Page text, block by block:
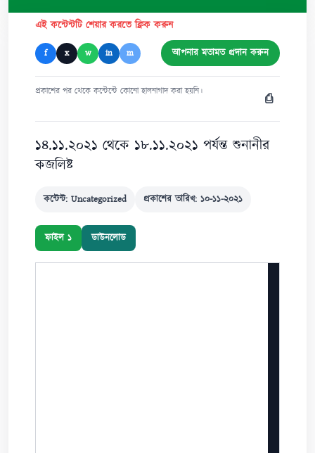
এই কন্টেন্টটি শেয়ার করতে ক্লিক করুন
f x w in m আপনার মতামত প্রদান করুন
প্রকাশের পর থেকে কন্টেন্টে কোনো হালনাগাদ করা হয়নি। ⎙
১৪.১১.২০২১ থেকে ১৮.১১.২০২১ পর্যন্ত শুনানীর
কজলিষ্ট
কন্টেন্ট: Uncategorized প্রকাশের তারিখ: ১০-১১-২০২১
ফাইল ১ ডাউনলোড